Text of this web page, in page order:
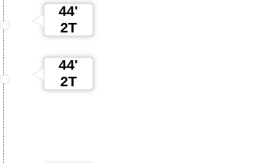
44'
2T
44'
2T